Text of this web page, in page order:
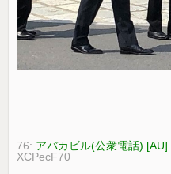
76: アバカビル(公衆電話) [AU]
XCPecF70